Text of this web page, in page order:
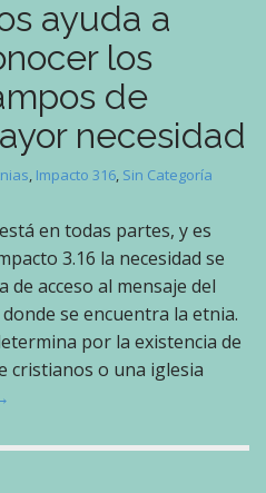
ayuda a
los
de
necesidad
, Impacto 316, Sin Categoría
en todas partes, y es
3.16 la necesidad se
de acceso al mensaje del
se encuentra la etnia.
por la existencia de
cristianos o una iglesia